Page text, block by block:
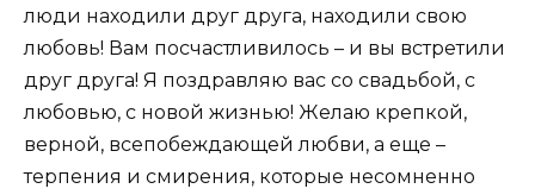
люди находили друг друга, находили свою
любовь! Вам посчастливилось – и вы встретили
друг друга! Я поздравляю вас со свадьбой, с
любовью, с новой жизнью! Желаю крепкой,
верной, всепобеждающей любви, а еще –
терпения и смирения, которые несомненно